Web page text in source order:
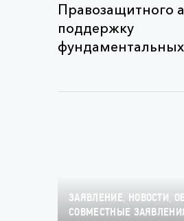
Правозащитного
поддержку
ЗАЯВЛЕНИЕ, НОВОСТИ ,
СОВМЕСТНЫЕ